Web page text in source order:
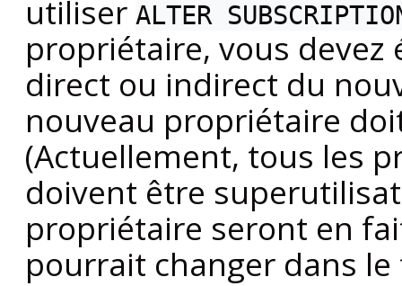
utiliser ALTER
propriétaire, vous
direct ou indirect du
nouveau propriétaire
(Actuellement, tous les
doivent être
propriétaire seront en
pourrait changer dans